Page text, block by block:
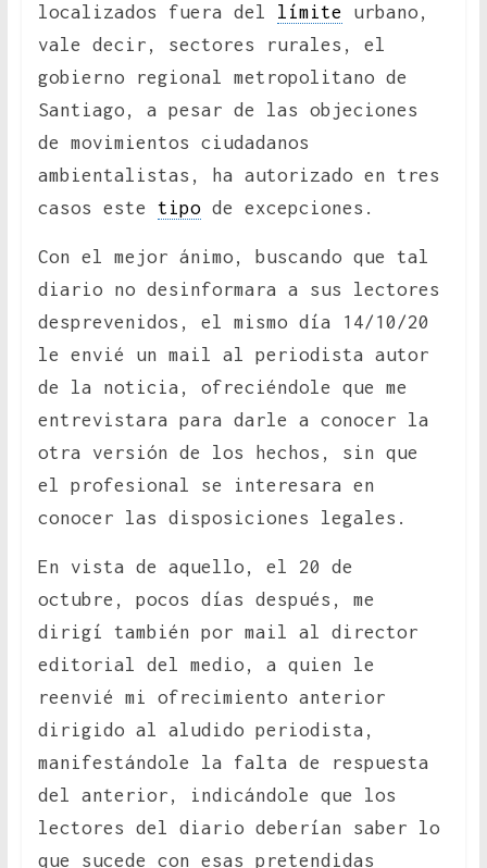
localizados fuera del límite urbano,
vale decir, sectores rurales, el
gobierno regional metropolitano de
Santiago, a pesar de las objeciones
de movimientos ciudadanos
ambientalistas, ha autorizado en tres
casos este tipode excepciones.
Con el mejor ánimo, buscando que tal
diario no desinformara a sus lectores
desprevenidos, el mismo día 14/10/20
le envié un mail al periodista autor
de la noticia, ofreciéndole que me
entrevistara para darle a conocer la
otra versión de los hechos, sin que
el profesional se interesara en
conocer las disposiciones legales.
En vista de aquello, el 20 de
octubre, pocos días después, me
dirigí también por mail al director
editorial del medio, a quien le
reenvié mi ofrecimiento anterior
dirigido al aludido periodista,
manifestándole la falta de respuesta
del anterior, indicándole que los
lectores del diario deberían saber lo
que sucede con esas pretendidas